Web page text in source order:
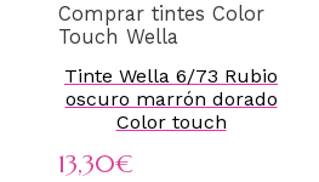
Comprar tintes Color
Touch Wella
Tinte Wella 6/73 Rubio
oscuro marrón dorado
Color touch
13,30€